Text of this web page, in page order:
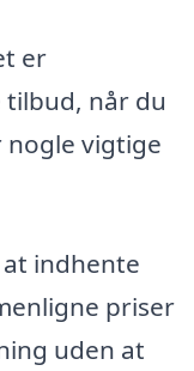
er
når du
nogle vigtige
at indhente
priser
uden at